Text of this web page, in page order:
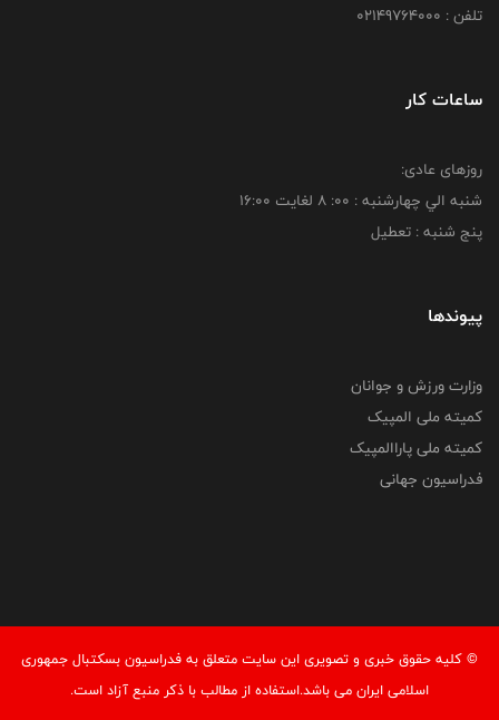
تلفن : 02149764000
ساعات کار
روزهای عادی:
شنبه الي چهارشنبه : 00: 8 لغايت 16:00
پنج شنبه : تعطیل
پیوندها
وزارت ورزش و جوانان
کمیته ملی المپیک
کمیته ملی پاراالمپیک
فدراسیون جهانی
© کليه حقوق خبری و تصويری اين سايت متعلق به فدراسیون بسکتبال جمهوری
اسلامی ایران می باشد.استفاده از مطالب با ذكر منبع آزاد است.